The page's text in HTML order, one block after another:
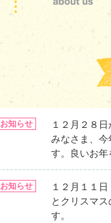
お知らせ
１２月２８
みなさま、
す。良いお
お知らせ
１２月１１
とクリスマ
す。